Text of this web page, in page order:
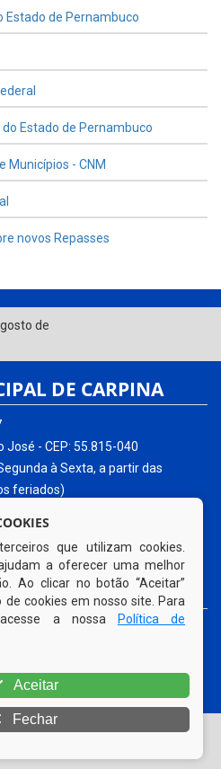
Estado de Pernambuco
Estado de Pernambuco
Municípios - CNM
novos Repasses
de
DE CARPINA
José - CEP: 55.815-040
à Sexta, a partir das
feriados)
de Carpina | Todos os
que utilizam cookies.
a oferecer uma melhor
Ao clicar no botão “Aceitar”
cookies em nosso site. Para
a nossa
Política de
Aceitar
Fechar